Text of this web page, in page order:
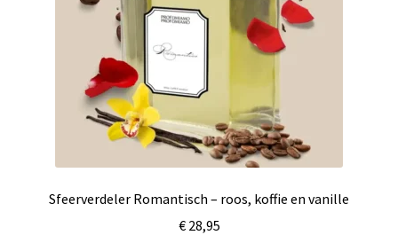
Sfeerverdeler Romantisch – roos, koffie en vanille
€28,95